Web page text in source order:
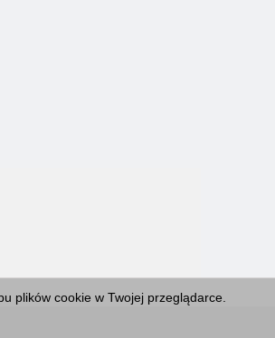
plików cookie w Twojej przeglądarce.